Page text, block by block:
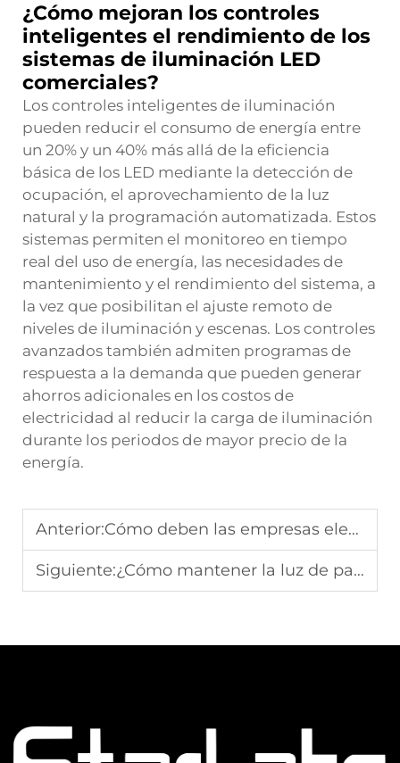
¿Cómo mejoran los controles
inteligentes el rendimiento de los
sistemas de iluminación LED
comerciales?
Los controles inteligentes de iluminación
pueden reducir el consumo de energía entre
un 20% y un 40% más allá de la eficiencia
básica de los LED mediante la detección de
ocupación, el aprovechamiento de la luz
natural y la programación automatizada. Estos
sistemas permiten el monitoreo en tiempo
real del uso de energía, las necesidades de
mantenimiento y el rendimiento del sistema, a
la vez que posibilitan el ajuste remoto de
niveles de iluminación y escenas. Los controles
avanzados también admiten programas de
respuesta a la demanda que pueden generar
ahorros adicionales en los costos de
electricidad al reducir la carga de iluminación
durante los periodos de mayor precio de la
energía.
Anterior:Cómo deben las empresas elegir luces LED comerciales duraderas para interiores
Siguiente:¿Cómo mantener la luz de panel LED para una mejor eficiencia?